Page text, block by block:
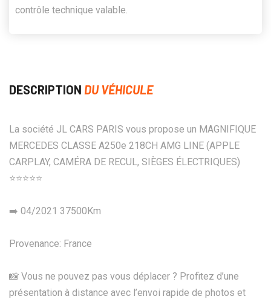
contrôle technique valable.
DESCRIPTION DU VÉHICULE
La société JL CARS PARIS vous propose un MAGNIFIQUE
MERCEDES CLASSE A250e 218CH AMG LINE (APPLE
CARPLAY, CAMÉRA DE RECUL, SIÈGES ÉLECTRIQUES)
⭐️⭐️⭐️⭐️⭐️
➡️ 04/2021 37500Km
Provenance: France
📸 Vous ne pouvez pas vous déplacer ? Profitez d’une
présentation à distance avec l’envoi rapide de photos et